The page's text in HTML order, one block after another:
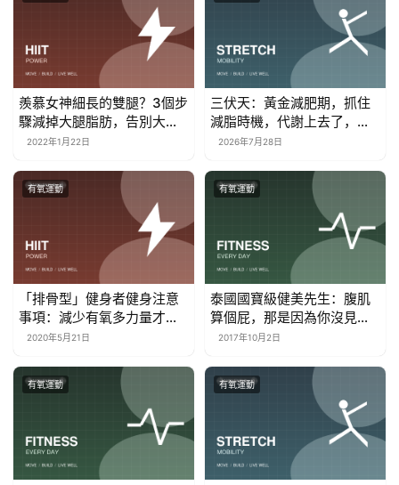
羨慕女神細長的雙腿？3個步
驟減掉大腿脂肪，告別大象
腿
2022年1月22日
三伏天：黃金減肥期，抓住
減脂時機，代謝上去了，人
也就瘦了！
2026年7月28日
有氧運動
「排骨型」健身者健身注意
事項：減少有氧多力量才能
高效增肌
2020年5月21日
有氧運動
泰國國寶級健美先生：腹肌
算個屁，那是因為你沒見過
他的腿
2017年10月2日
有氧運動 有氧運動